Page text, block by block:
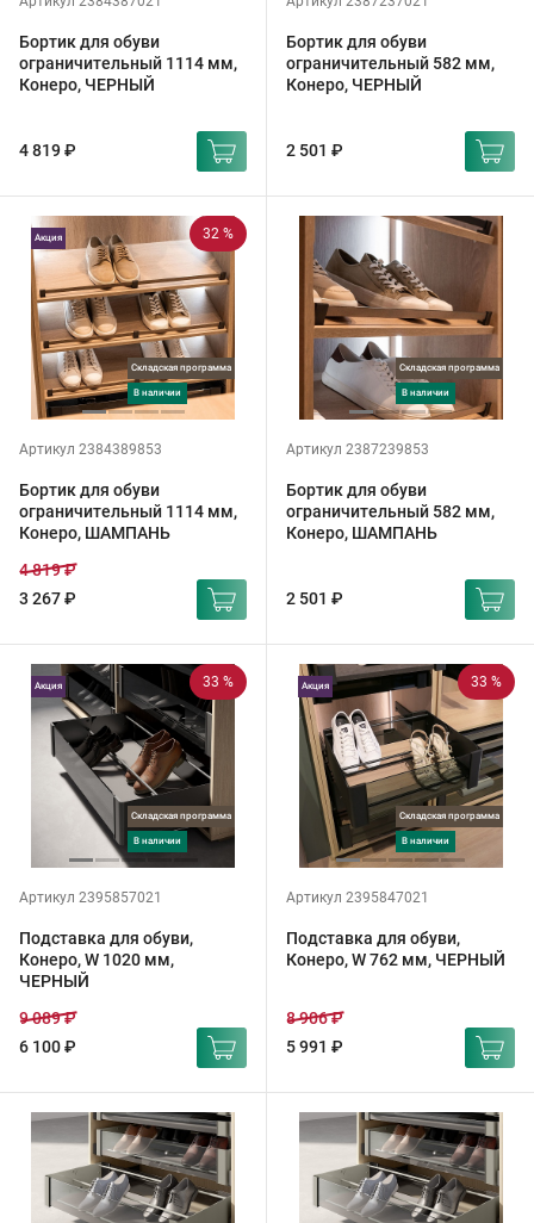
Бортик для обуви
ограничительный 1114 мм,
Конеро, ЧЕРНЫЙ
4 819 ₽
Бортик для обуви
ограничительный 582 мм,
Конеро, ЧЕРНЫЙ
2 501 ₽
32 %
Складская программа
в наличии
Акция
Артикул 2384389853
Бортик для обуви
ограничительный 1114 мм,
Конеро, ШАМПАНЬ
3 267 ₽
4 819 ₽
Складская программа
в наличии
Артикул 2387239853
Бортик для обуви
ограничительный 582 мм,
Конеро, ШАМПАНЬ
2 501 ₽
33 %
Складская программа
в наличии
Акция
Артикул 2395857021
Подставка для обуви,
Конеро, W 1020 мм,
ЧЕРНЫЙ
6 100 ₽
9 089 ₽
33 %
Складская программа
в наличии
Акция
Артикул 2395847021
Подставка для обуви,
Конеро, W 762 мм, ЧЕРНЫЙ
5 991 ₽
8 906 ₽